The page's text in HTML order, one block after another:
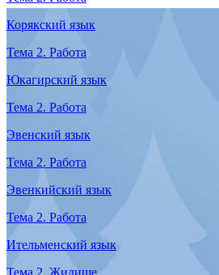
Саамский язык
Тема 1. Знакомство
Юкагирский язык
Тема 1. Знакомство
Эвенский язык
Тема 1. Знакомство
Корякский язык
Тема 1. Знакомство
Эвенкийский язык
Тема 1. Знакомство